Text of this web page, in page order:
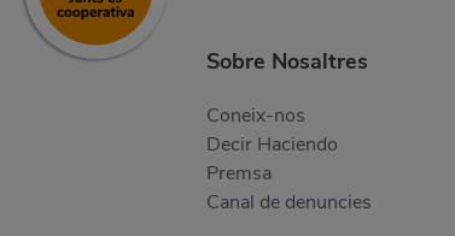
Sobre Nosaltres
Coneix-nos
Decir Haciendo
Premsa
Canal de denuncies